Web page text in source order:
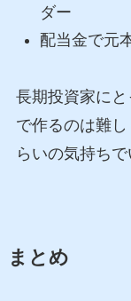
ダー
配当金で元
長期投資家に
で作るのは難
らいの気持ちで
まとめ